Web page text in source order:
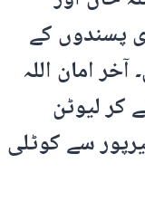
پسندوں کے
امان اللہ
کر لیوٹن
سے کوٹلی